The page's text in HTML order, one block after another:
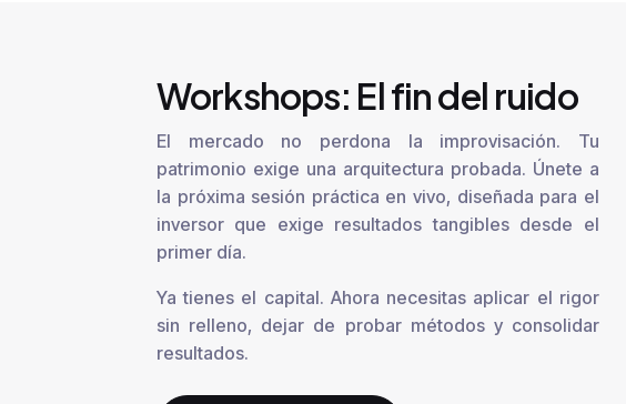
Workshops: El fin del ruido
El mercado no perdona la improvisación. Tu
patrimonio exige una arquitectura probada. Únete a
la próxima sesión práctica en vivo, diseñada para el
inversor que exige resultados tangibles desde el
primer día.
Ya tienes el capital. Ahora necesitas aplicar el rigor
sin relleno, dejar de probar métodos y consolidar
resultados.